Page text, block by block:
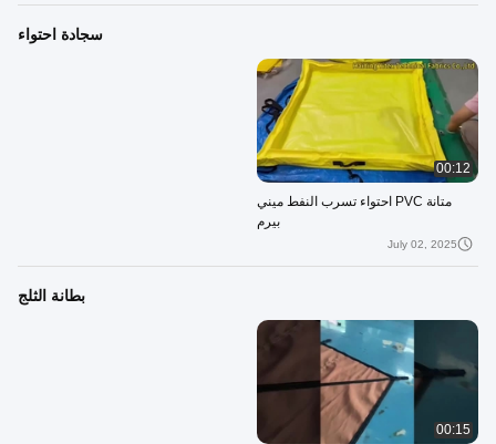
سجادة احتواء
00:12
متانة PVC احتواء تسرب النفط ميني
بيرم
July 02, 2025
بطانة الثلج
00:15